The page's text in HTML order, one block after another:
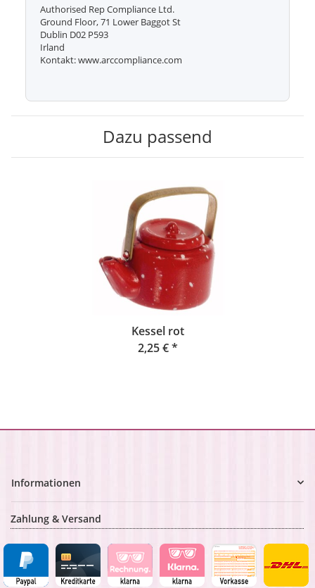
Authorised Rep Compliance Ltd.
Ground Floor, 71 Lower Baggot St
Dublin D02 P593
Irland
Kontakt: www.arccompliance.com
Dazu passend
Kessel rot
2,25 €*
Informationen
Zahlung & Versand